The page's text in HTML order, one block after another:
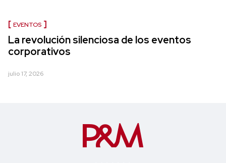
EVENTOS
La revolución silenciosa de los eventos
corporativos
julio 17, 2026